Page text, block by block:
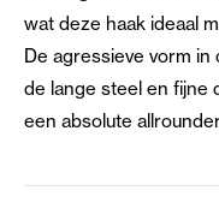
wat deze haak ideaal
De agressieve vorm
de lange steel en fijne
een absolute